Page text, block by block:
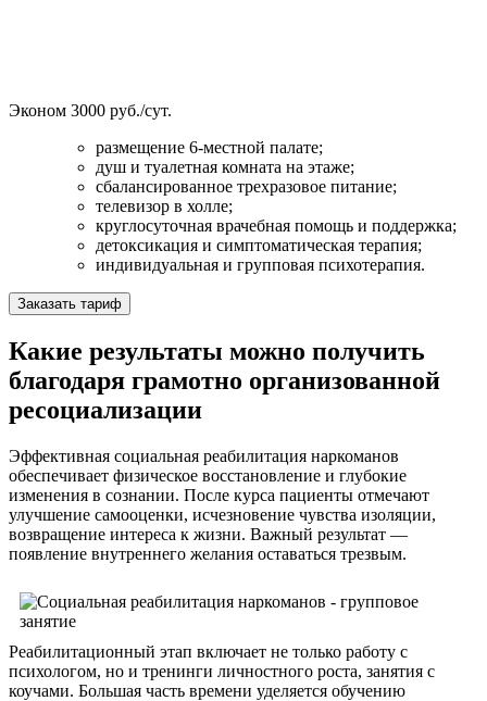
Эконом 3000 руб./сут.
размещение 6-местной палате;
душ и туалетная комната на этаже;
сбалансированное трехразовое питание;
телевизор в холле;
круглосуточная врачебная помощь и поддержка;
детоксикация и симптоматическая терапия;
индивидуальная и групповая психотерапия.
Заказать тариф
Какие результаты можно получить
благодаря грамотно организованной
ресоциализации
Эффективная социальная реабилитация наркоманов
обеспечивает физическое восстановление и глубокие
изменения в сознании. После курса пациенты отмечают
улучшение самооценки, исчезновение чувства изоляции,
возвращение интереса к жизни. Важный результат —
появление внутреннего желания оставаться трезвым.
Реабилитационный этап включает не только работу с
психологом, но и тренинги личностного роста, занятия с
коучами. Большая часть времени уделяется обучению